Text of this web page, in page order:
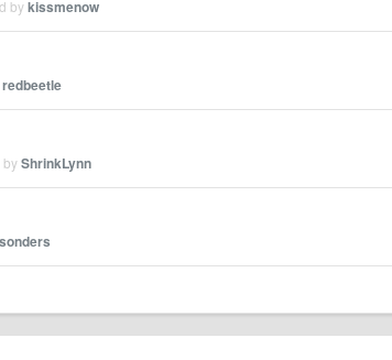
bykissmenow
redbeetle
byShrinkLynn
sonders